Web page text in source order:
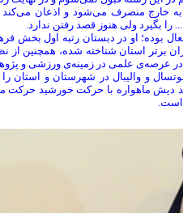
به خارج منصرف می‌شود و اذعان
را بگیرد ولی هنوز قصد رفتن ندارد.
بوده؛ او در دبستان رتبه اول بخش
برتر استان شناخته شده، همچنین از
در عرصه‌ی علمی در زمینه‌ی ورزشی و
تا سوم دبیرستان 6 مقام در فوتسال و والیبال
دیش ماهواره با حرکت خورشید
است.